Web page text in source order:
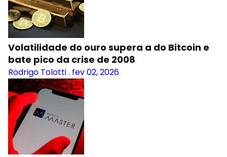
Volatilidade do ouro supera a do Bitcoin e
bate pico da crise de 2008
Rodrigo Tolotti. fev 02, 2026